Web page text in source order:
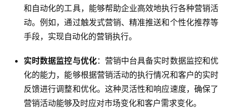
和自动化的工具，能够帮助企业高效地执行各种营销活
动。例如，通过触发式营销、精准推送和个性化推荐等
手段，实现自动化的营销执行。
实时数据监控与优化：营销中台具备实时数据监控和优
化的能力，能够根据营销活动的执行情况和客户的实时
反馈进行调整和优化。这种灵活性和响应速度，确保了
营销活动能够及时应对市场变化和客户需求变化。